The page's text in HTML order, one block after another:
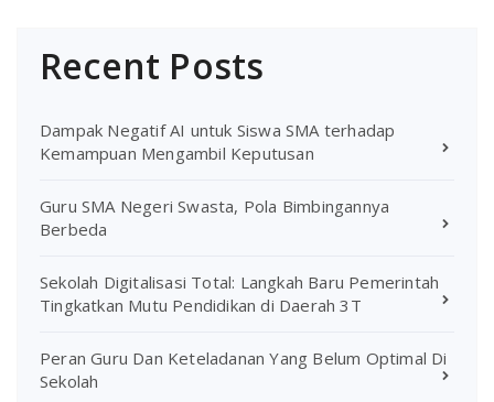
Recent Posts
Dampak Negatif AI untuk Siswa SMA terhadap
Kemampuan Mengambil Keputusan
Guru SMA Negeri Swasta, Pola Bimbingannya
Berbeda
Sekolah Digitalisasi Total: Langkah Baru Pemerintah
Tingkatkan Mutu Pendidikan di Daerah 3T
Peran Guru Dan Keteladanan Yang Belum Optimal Di
Sekolah